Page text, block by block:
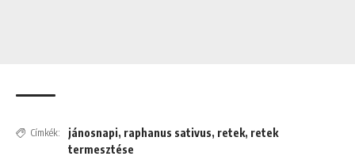
Címkék: jánosnapi, raphanus sativus, retek, retek
termesztése